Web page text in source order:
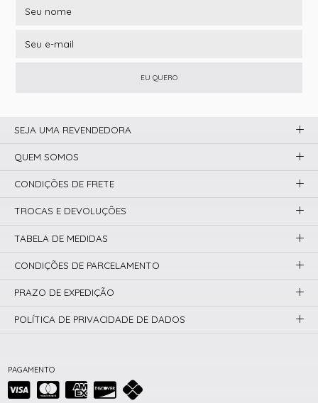
EU QUERO
PAGAMENTO
SEJA UMA REVENDEDORA
QUEM SOMOS
CONDIÇÕES DE FRETE
TROCAS E DEVOLUÇÕES
TABELA DE MEDIDAS
CONDIÇÕES DE PARCELAMENTO
PRAZO DE EXPEDIÇÃO
POLÍTICA DE PRIVACIDADE DE DADOS